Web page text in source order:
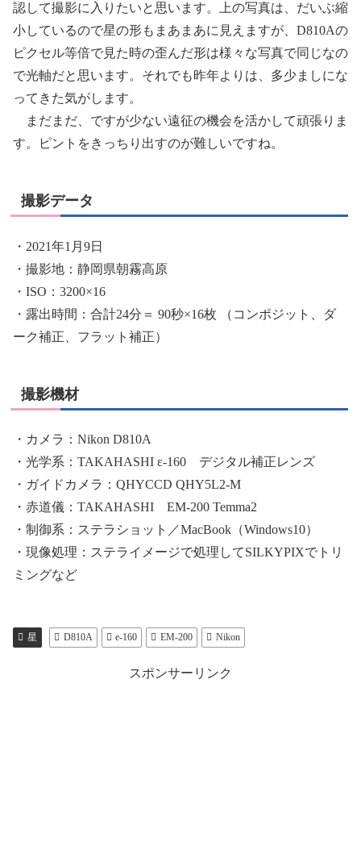
認して撮影に入りたいと思います。上の写真は、だいぶ縮
小しているので星の形もまあまあに見えますが、D810Aの
ピクセル等倍で見た時の歪んだ形は様々な写真で同じなの
で光軸だと思います。それでも昨年よりは、多少ましにな
ってきた気がします。
まだまだ、ですが少ない遠征の機会を活かして頑張りま
す。ピントをきっちり出すのが難しいですね。
撮影データ
・2021年1月9日
・撮影地：静岡県朝霧高原
・ISO：3200×16
・露出時間：合計24分＝ 90秒×16枚 （コンポジット、ダ
ーク補正、フラット補正）
撮影機材
・カメラ：Nikon D810A
・光学系：TAKAHASHI ε-160 デジタル補正レンズ
・ガイドカメラ：QHYCCD QHY5L2-M
・赤道儀：TAKAHASHI EM-200 Temma2
・制御系：ステラショット／MacBook（Windows10）
・現像処理：ステライメージで処理してSILKYPIXでトリ
ミングなど
星 D810A e-160 EM-200 Nikon
スポンサーリンク